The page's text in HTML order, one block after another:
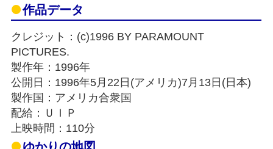
作品データ
クレジット：(c)1996 BY PARAMOUNT
PICTURES.
製作年：1996年
公開日：1996年5月22日(アメリカ)7月13日(日本)
製作国：アメリカ合衆国
配給：ＵＩＰ
上映時間：110分